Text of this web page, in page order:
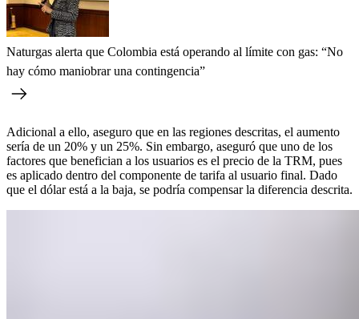
Naturgas alerta que Colombia está operando al límite con gas: “No
hay cómo maniobrar una contingencia”
Adicional a ello, aseguro que en las regiones descritas, el aumento
sería de un 20% y un 25%. Sin embargo, aseguró que uno de los
factores que benefician a los usuarios es el precio de la TRM, pues
es aplicado dentro del componente de tarifa al usuario final. Dado
que el dólar está a la baja, se podría compensar la diferencia descrita.